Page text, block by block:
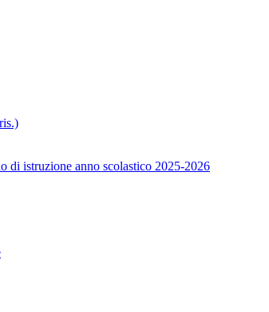
di istruzione anno scolastico 2025-2026